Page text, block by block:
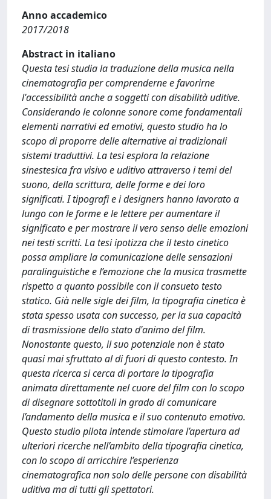
Anno accademico
2017/2018
Abstract in italiano
Questa tesi studia la traduzione della musica nella
cinematografia per comprenderne e favorirne
l'accessibilità anche a soggetti con disabilità uditive.
Considerando le colonne sonore come fondamentali
elementi narrativi ed emotivi, questo studio ha lo
scopo di proporre delle alternative ai tradizionali
sistemi traduttivi. La tesi esplora la relazione
sinestesica fra visivo e uditivo attraverso i temi del
suono, della scrittura, delle forme e dei loro
significati. I tipografi e i designers hanno lavorato a
lungo con le forme e le lettere per aumentare il
significato e per mostrare il vero senso delle emozioni
nei testi scritti. La tesi ipotizza che il testo cinetico
possa ampliare la comunicazione delle sensazioni
paralinguistiche e l’emozione che la musica trasmette
rispetto a quanto possibile con il consueto testo
statico. Già nelle sigle dei film, la tipografia cinetica è
stata spesso usata con successo, per la sua capacità
di trasmissione dello stato d'animo del film.
Nonostante questo, il suo potenziale non è stato
quasi mai sfruttato al di fuori di questo contesto. In
questa ricerca si cerca di portare la tipografia
animata direttamente nel cuore del film con lo scopo
di disegnare sottotitoli in grado di comunicare
l’andamento della musica e il suo contenuto emotivo.
Questo studio pilota intende stimolare l’apertura ad
ulteriori ricerche nell’ambito della tipografia cinetica,
con lo scopo di arricchire l’esperienza
cinematografica non solo delle persone con disabilità
uditiva ma di tutti gli spettatori.